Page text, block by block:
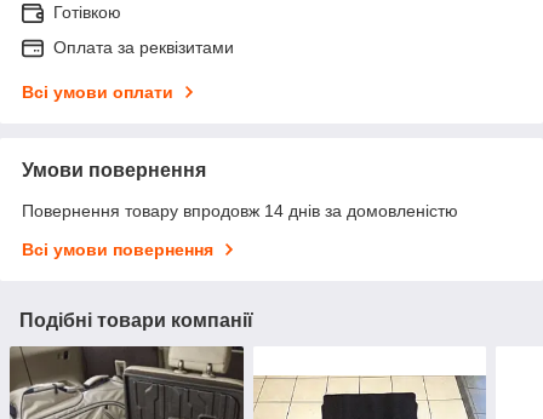
Готівкою
Оплата за реквізитами
Всі умови оплати
Умови повернення
Повернення товару впродовж 14 днів за домовленістю
Всі умови повернення
Подібні товари компанії